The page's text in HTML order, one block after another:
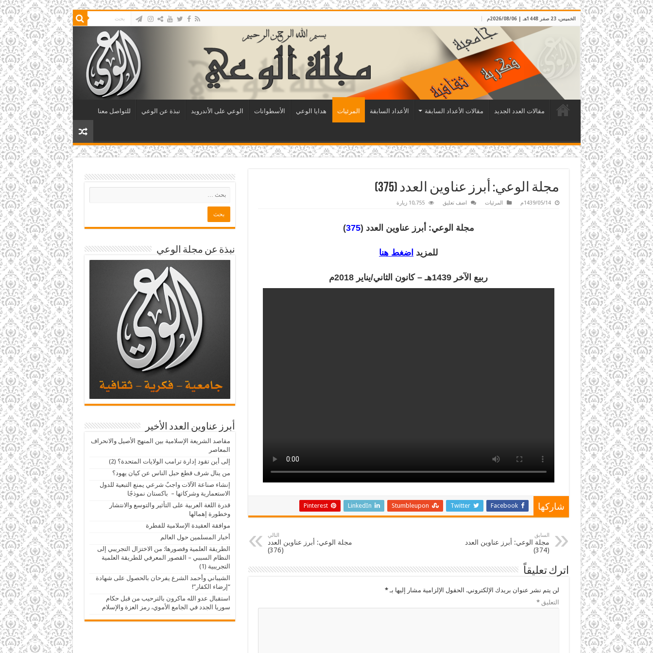
الخميس، 23 صفر 1448هـ | 2026/08/06م
مقالات العدد الجديد مقالات الأعداد السابقة الأعداد السابقة المرئيات هدايا الوعي الأسطوانات الوعي على الأندرويد نبذة عن الوعي للتواصل معنا
مجلة الوعي: أبرز عناوين العدد (375)
1439/05/14م المرئيات اضف تعليق 10,755 زيارة
مجلة الوعي: أبرز عناوين العدد (375
)
للمزيد اضغط هنا
ربيع الآخر 1439هـ – كانون الثاني/يناير 2018م
شاركها Facebook
Twitter
Stumbleupon
LinkedIn
Pinterest
السابق
مجلة الوعي: أبرز عناوين العدد
(374)
التالي
مجلة الوعي: أبرز عناوين العدد
(376)
اترك تعليقاً
لن يتم نشر عنوان بريدك الإلكتروني. الحقول الإلزامية مشار إليها بـ*
التعليق*
نبذة عن مجلة الوعي
أبرز عناوين العدد الأخير
مقاصد الشريعة الإسلامية بين المنهج الأصيل والانحراف
المعاصر
إلى أين تقود إدارة ترامب الولايات المتحدة؟ (2)
من ينال شرف قطع حبل الناس عن كيان يهود؟
إنشاء صناعة الآلات واجبٌ شرعي يمنع التبعية للدول
الاستعمارية وشركاتها – باكستان نموذجًا
قدرة اللغة العربية على التأثير والتوسع والانتشار
وخطورة إهمالها
موافقة العقيدة الإسلامية للفطرة
أخبار المسلمين حول العالم
الطريقة العلمية وقصورها: من الاختزال التجريبي إلى
النظام السببي – القصور المعرفي للطريقة العلمية
التجريبية (1)
الشيباني وأحمد الشرع يفرحان بالحصول على شهادة
“إرضاء الكفار”!
استقبال عدو الله ماكرون بالترحيب من قبل حكام
سوريا الجدد في الجامع الأموي، رمز العزة والإسلام